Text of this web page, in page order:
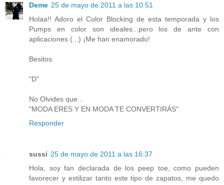
Deme 25 de mayo de 2011 a las 10:51
Holaa!! Adoro el Color Blocking de esta temporada y los
Pumps en color son ideales...pero los de ante con
aplicaciones (...) ¡Me han enamorado!
Besitos.
"D"
No Olvides que...
"MODA ERES Y EN MODA TE CONVERTIRÁS"
Responder
sussi 25 de mayo de 2011 a las 16:37
Hola, soy fan declarada de los peep toe, como pueden
favorecer y estilizar tanto este tipo de zapatos, me quedo